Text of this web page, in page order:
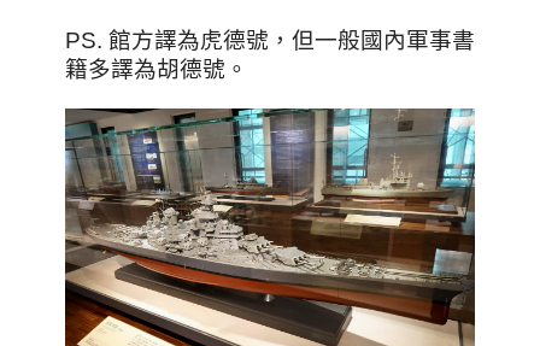
PS. 館方譯為虎德號，但一般國內軍事書
籍多譯為胡德號。